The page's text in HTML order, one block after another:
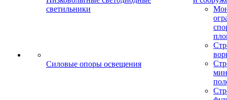
светильники
Силовые опоры освещения